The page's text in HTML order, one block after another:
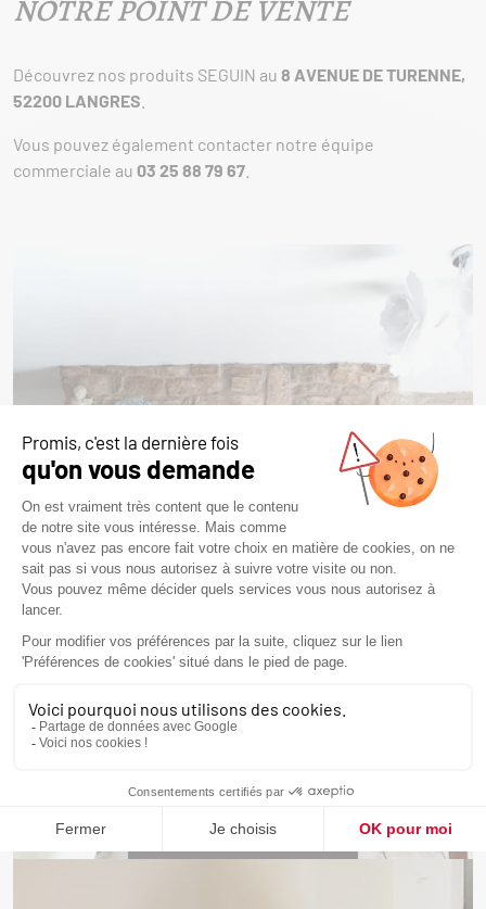
NOTRE POINT DE VENTE
Découvrez nos produits SEGUIN au 8 AVENUE DE TURENNE,
52200 LANGRES
Vous pouvez également contacter notre équipe
commerciale au 03 25 88 79 67
Cheminées et Poêles Mignotte à